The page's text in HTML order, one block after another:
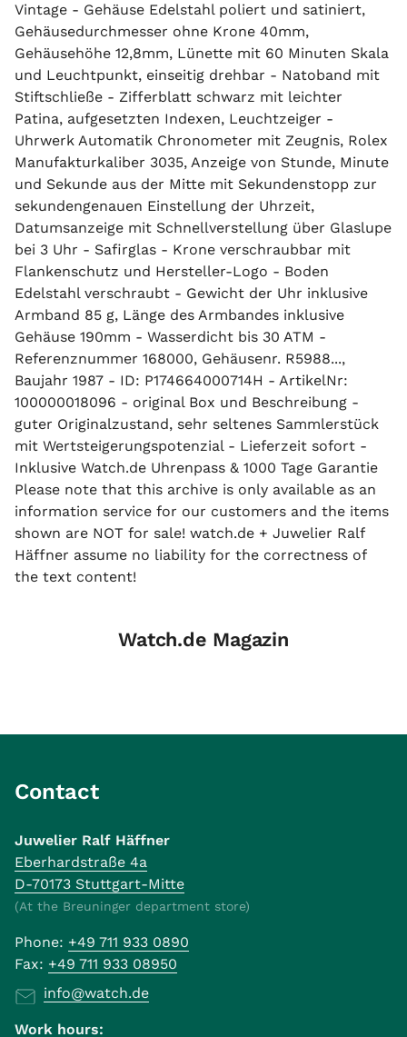
Vintage - Gehäuse Edelstahl poliert und satiniert,
Gehäusedurchmesser ohne Krone 40mm,
Gehäusehöhe 12,8mm, Lünette mit 60 Minuten Skala
und Leuchtpunkt, einseitig drehbar - Natoband mit
Stiftschließe - Zifferblatt schwarz mit leichter
Patina, aufgesetzten Indexen, Leuchtzeiger -
Uhrwerk Automatik Chronometer mit Zeugnis, Rolex
Manufakturkaliber 3035, Anzeige von Stunde, Minute
und Sekunde aus der Mitte mit Sekundenstopp zur
sekundengenauen Einstellung der Uhrzeit,
Datumsanzeige mit Schnellverstellung über Glaslupe
bei 3 Uhr - Safirglas - Krone verschraubbar mit
Flankenschutz und Hersteller-Logo - Boden
Edelstahl verschraubt - Gewicht der Uhr inklusive
Armband 85 g, Länge des Armbandes inklusive
Gehäuse 190mm - Wasserdicht bis 30 ATM -
Referenznummer 168000, Gehäusenr. R5988...,
Baujahr 1987 - ID: P174664000714H - ArtikelNr:
100000018096 - original Box und Beschreibung -
guter Originalzustand, sehr seltenes Sammlerstück
mit Wertsteigerungspotenzial - Lieferzeit sofort -
Inklusive Watch.de Uhrenpass & 1000 Tage Garantie
Please note that this archive is only available as an
information service for our customers and the items
shown are NOT for sale! watch.de + Juwelier Ralf
Häffner assume no liability for the correctness of
the text content!
Watch.de Magazin
Contact
Juwelier Ralf Häffner
Eberhardstraße 4a
D-70173 Stuttgart-Mitte
(At the Breuninger department store)
Phone: +49 711 933 0890
Fax: +49 711 933 08950
info@watch.de
Work hours: